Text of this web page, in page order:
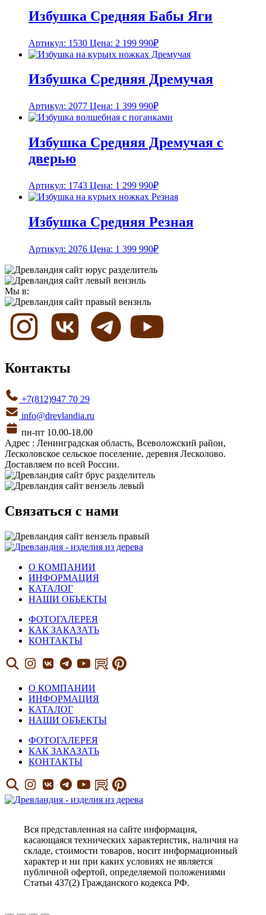
Избушка Средняя Бабы Яги
Артикул: 1530 Цена: 2 199 990₽
Избушка Средняя Дремучая
Артикул: 2077 Цена: 1 399 990₽
Избушка Средняя Дремучая с
дверью
Артикул: 1743 Цена: 1 299 990₽
Избушка Средняя Резная
Артикул: 2076 Цена: 1 399 990₽
Мы в:
Контакты
+7(812)947 70 29
info@drevlandia.ru
пн-пт 10.00-18.00
Адрес : Ленинградская область, Всеволожский район,
Лесколовское сельское поселение, деревня Лесколово.
Доставляем по всей России.
Связаться с нами
О КОМПАНИИ
ИНФОРМАЦИЯ
КАТАЛОГ
НАШИ ОБЪЕКТЫ
ФОТОГАЛЕРЕЯ
КАК ЗАКАЗАТЬ
КОНТАКТЫ
О КОМПАНИИ
ИНФОРМАЦИЯ
КАТАЛОГ
НАШИ ОБЪЕКТЫ
ФОТОГАЛЕРЕЯ
КАК ЗАКАЗАТЬ
КОНТАКТЫ
Вся представленная на сайте информация,
касающаяся технических характеристик, наличия на
складе, стоимости товаров, носит информационный
характер и ни при каких условиях не является
публичной офертой, определяемой положениями
Статьи 437(2) Гражданского кодекса РФ.